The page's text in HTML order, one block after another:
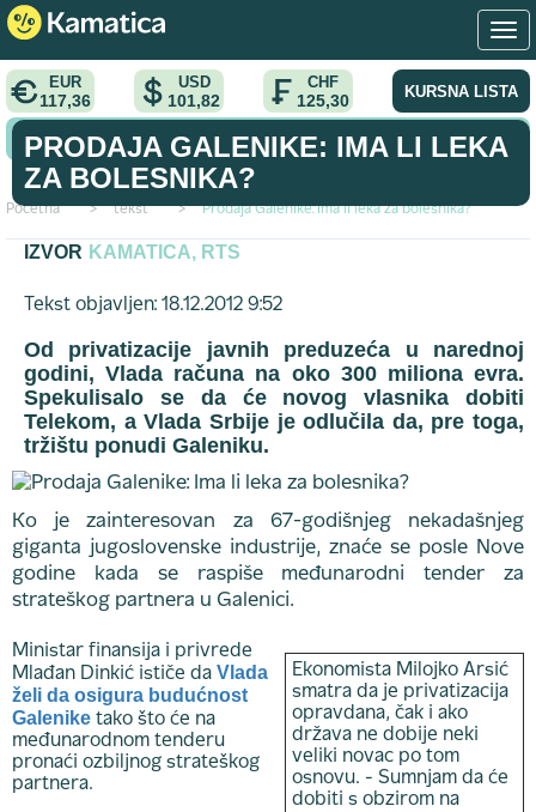
EUR
117,36
USD
101,82
CHF
125,30 KURSNA LISTA
KONVERTOR VALUTA
Početna > tekst > Prodaja Galenike: Ima li leka za bolesnika?
PRODAJA GALENIKE: IMA LI LEKA
ZA BOLESNIKA?
IZVOR KAMATICA, RTS
Tekst objavljen: 18.12.2012 9:52
Od privatizacije javnih preduzeća u narednoj
godini, Vlada računa na oko 300 miliona evra.
Spekulisalo se da će novog vlasnika dobiti
Telekom, a Vlada Srbije je odlučila da, pre toga,
tržištu ponudi Galeniku.
Ko je zainteresovan za 67-godišnjeg nekadašnjeg
giganta jugoslovenske industrije, znaće se posle Nove
godine kada se raspiše međunarodni tender za
strateškog partnera u Galenici.
Ekonomista Milojko Arsić
smatra da je privatizacija
opravdana, čak i ako
država ne dobije neki
veliki novac po tom
osnovu. - Sumnjam da će
dobiti s obzirom na
Ministar finansija i privrede
Mlađan Dinkić ističe da Vlada
želi da osigura budućnost
Galenike tako što će na
međunarodnom tenderu
pronaći ozbiljnog strateškog
partnera.